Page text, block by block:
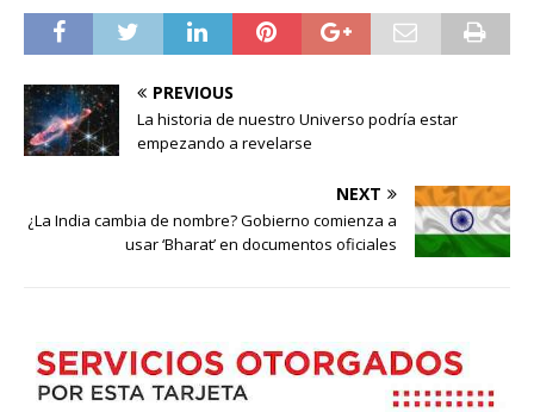
PREVIOUS
La historia de nuestro Universo podría estar
empezando a revelarse
NEXT
¿La India cambia de nombre? Gobierno comienza a
usar ‘Bharat’ en documentos oficiales